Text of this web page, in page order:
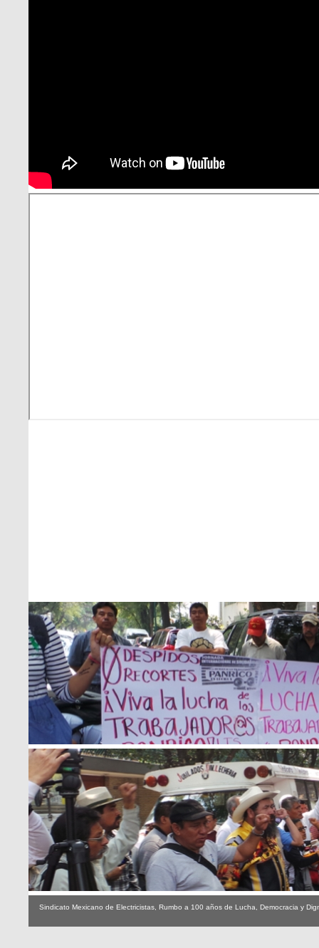
Sindicato Mexicano de Electricistas, Rumbo a 100 años de Lucha, Democracia y